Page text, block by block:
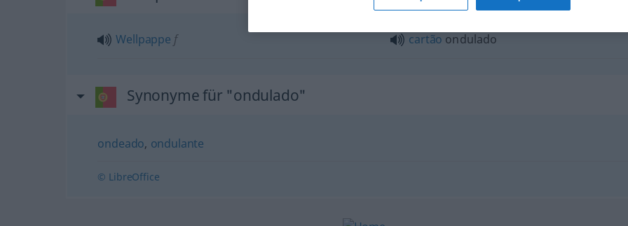
Wellpappe f cartão ondulado
Synonyme für "ondulado"
ondeado, ondulante
© LibreOffice